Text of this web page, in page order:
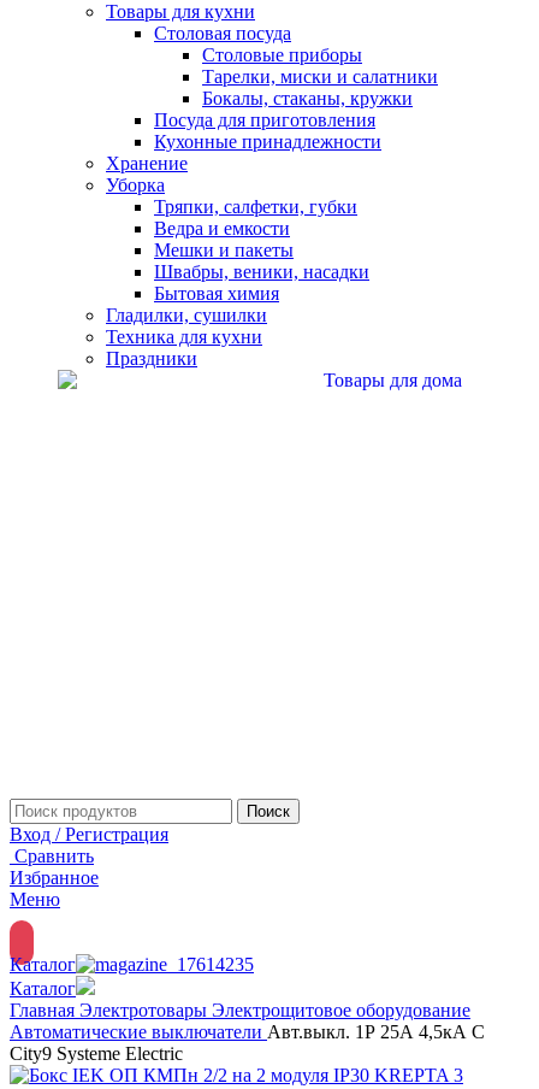
Товары для кухни
Столовая посуда
Столовые приборы
Тарелки, миски и салатники
Бокалы, стаканы, кружки
Посуда для приготовления
Кухонные принадлежности
Хранение
Уборка
Тряпки, салфетки, губки
Ведра и емкости
Мешки и пакеты
Швабры, веники, насадки
Бытовая химия
Гладилки, сушилки
Техника для кухни
Праздники
Поиск
Вход / Регистрация
Сравнить
Избранное
Меню
Каталог
Каталог
Главная Электротовары Электрощитовое оборудование
Автоматические выключатели Авт.выкл. 1Р 25А 4,5кА С
City9 Systeme Electric